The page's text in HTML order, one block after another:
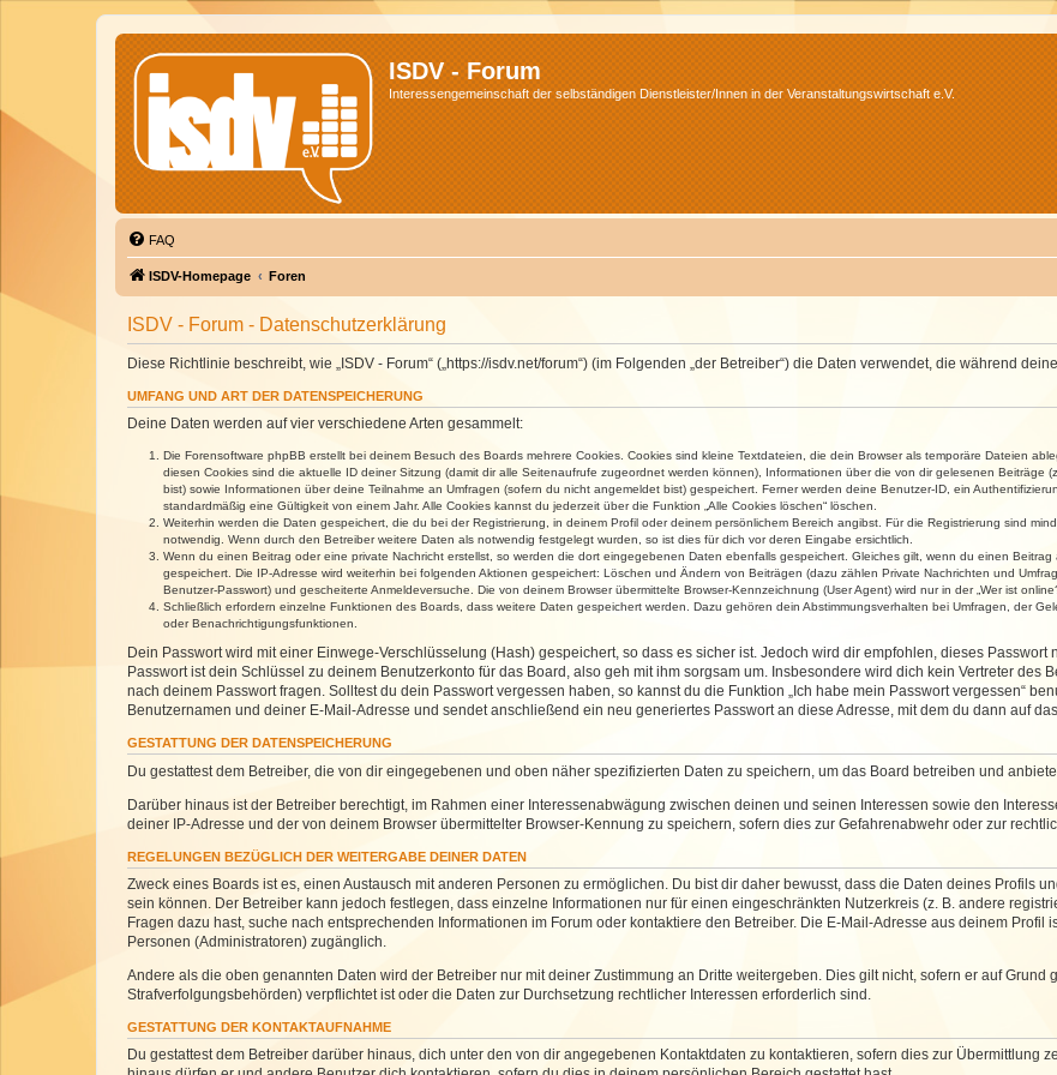
ISDV - Forum
Interessengemeinschaft der selbständigen Dienstleister/Innen in der Veranstaltungswirtschaft e.V.
FAQ
ISDV-Homepage Foren
ISDV - Forum - Datenschutzerklärung
Diese Richtlinie beschreibt, wie „ISDV - Forum“ („https://isdv.net/forum“) (im Folgenden „der Betreiber“) die Daten verwendet, die während
UMFANG UND ART DER DATENSPEICHERUNG
Deine Daten werden auf vier verschiedene Arten gesammelt:
Die Forensoftware phpBB erstellt bei deinem Besuch des Boards mehrere Cookies. Cookies sind kleine Textdateien, die dein Browser als temporäre Dateien
diesen Cookies sind die aktuelle ID deiner Sitzung (damit dir alle Seitenaufrufe zugeordnet werden können), Informationen über die von dir gelesenen Beiträge
bist) sowie Informationen über deine Teilnahme an Umfragen (sofern du nicht angemeldet bist) gespeichert. Ferner werden deine Benutzer-ID, ein
standardmäßig eine Gültigkeit von einem Jahr. Alle Cookies kannst du jederzeit über die Funktion „Alle Cookies löschen“ löschen.
Weiterhin werden die Daten gespeichert, die du bei der Registrierung, in deinem Profil oder deinem persönlichem Bereich angibst. Für die Registrierung sind
notwendig. Wenn durch den Betreiber weitere Daten als notwendig festgelegt wurden, so ist dies für dich vor deren Eingabe ersichtlich.
Wenn du einen Beitrag oder eine private Nachricht erstellst, so werden die dort eingegebenen Daten ebenfalls gespeichert. Gleiches gilt, wenn du einen
gespeichert. Die IP-Adresse wird weiterhin bei folgenden Aktionen gespeichert: Löschen und Ändern von Beiträgen (dazu zählen Private Nachrichten und
Benutzer-Passwort) und gescheiterte Anmeldeversuche. Die von deinem Browser übermittelte Browser-Kennzeichnung (User Agent) wird nur in der „Wer ist
Schließlich erfordern einzelne Funktionen des Boards, dass weitere Daten gespeichert werden. Dazu gehören dein Abstimmungsverhalten bei Umfragen, der
oder Benachrichtigungsfunktionen.
Dein Passwort wird mit einer Einwege-Verschlüsselung (Hash) gespeichert, so dass es sicher ist. Jedoch wird dir empfohlen, dieses
Passwort ist dein Schlüssel zu deinem Benutzerkonto für das Board, also geh mit ihm sorgsam um. Insbesondere wird dich kein Vertreter des
nach deinem Passwort fragen. Solltest du dein Passwort vergessen haben, so kannst du die Funktion „Ich habe mein Passwort vergessen“
Benutzernamen und deiner E-Mail-Adresse und sendet anschließend ein neu generiertes Passwort an diese Adresse, mit dem du dann auf
GESTATTUNG DER DATENSPEICHERUNG
Du gestattest dem Betreiber, die von dir eingegebenen und oben näher spezifizierten Daten zu speichern, um das Board betreiben und
Darüber hinaus ist der Betreiber berechtigt, im Rahmen einer Interessenabwägung zwischen deinen und seinen Interessen sowie den
deiner IP-Adresse und der von deinem Browser übermittelter Browser-Kennung zu speichern, sofern dies zur Gefahrenabwehr oder zur
REGELUNGEN BEZÜGLICH DER WEITERGABE DEINER DATEN
Zweck eines Boards ist es, einen Austausch mit anderen Personen zu ermöglichen. Du bist dir daher bewusst, dass die Daten deines Profils
sein können. Der Betreiber kann jedoch festlegen, dass einzelne Informationen nur für einen eingeschränkten Nutzerkreis (z. B. andere
Fragen dazu hast, suche nach entsprechenden Informationen im Forum oder kontaktiere den Betreiber. Die E-Mail-Adresse aus deinem
Personen (Administratoren) zugänglich.
Andere als die oben genannten Daten wird der Betreiber nur mit deiner Zustimmung an Dritte weitergeben. Dies gilt nicht, sofern er auf
Strafverfolgungsbehörden) verpflichtet ist oder die Daten zur Durchsetzung rechtlicher Interessen erforderlich sind.
GESTATTUNG DER KONTAKTAUFNAHME
Du gestattest dem Betreiber darüber hinaus, dich unter den von dir angegebenen Kontaktdaten zu kontaktieren, sofern dies zur Übermittlung